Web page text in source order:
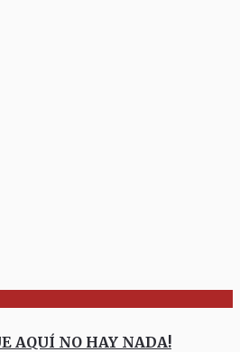
AQUÍ NO HAY NADA!